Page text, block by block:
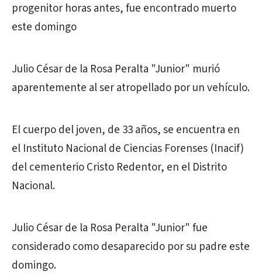
progenitor horas antes, fue encontrado muerto
este domingo
Julio César de la Rosa Peralta "Junior" murió
aparentemente al ser atropellado por un vehículo.
El cuerpo del joven, de 33 años, se encuentra en
el Instituto Nacional de Ciencias Forenses (Inacif)
del cementerio Cristo Redentor, en el Distrito
Nacional.
Julio César de la Rosa Peralta "Junior" fue
considerado como desaparecido por su padre este
domingo.